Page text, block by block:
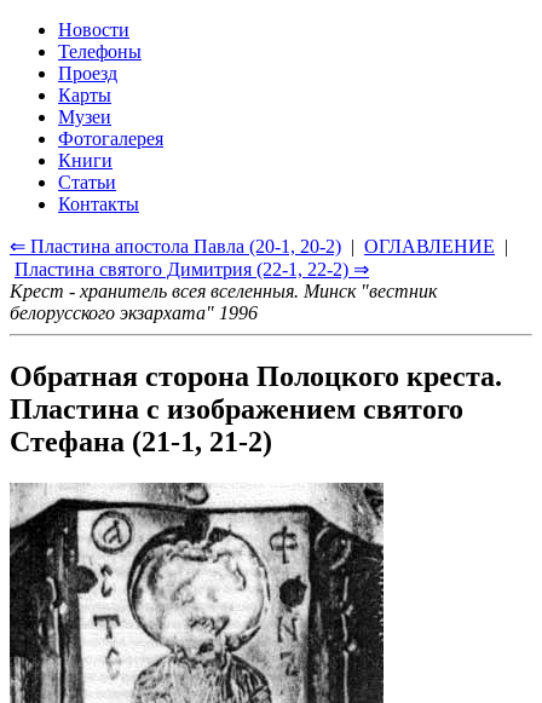
Новости
Телефоны
Проезд
Карты
Музеи
Фотогалерея
Книги
Статьи
Контакты
⇐ Пластина апостола Павла (20-1, 20-2) | ОГЛАВЛЕНИЕ |
Пластина святого Димитрия (22-1, 22-2) ⇒
Крест - хранитель всея вселенныя. Минск "вестник
белорусского экзархата" 1996
Обратная сторона Полоцкого креста.
Пластина с изображением святого
Стефана (21-1, 21-2)